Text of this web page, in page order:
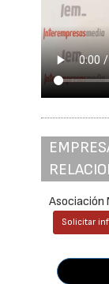
Asociación
Solicitar